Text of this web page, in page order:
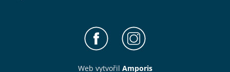
Web vytvořil Amporis